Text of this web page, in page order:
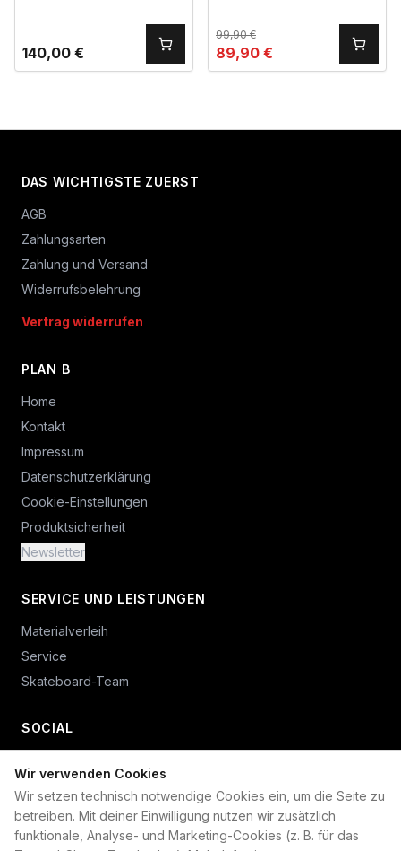
Wir verwenden Cookies
Wir setzen technisch notwendige Cookies ein, um die Seite zu
betreiben. Mit deiner Einwilligung nutzen wir zusätzlich
funktionale, Analyse- und Marketing-Cookies (z. B. für das
140,00 €
99,90€
89,90 €
DAS WICHTIGSTE ZUERST
AGB
Zahlungsarten
Zahlung und Versand
Widerrufsbelehrung
Vertrag widerrufen
PLAN B
Home
Kontakt
Impressum
Datenschutzerklärung
Cookie-Einstellungen
Produktsicherheit
Newsletter
SERVICE UND LEISTUNGEN
Materialverleih
Service
Skateboard-Team
SOCIAL
+49 234 687 00 38
shop@plan-b-funsport.de
Sichere Zahlung mit: